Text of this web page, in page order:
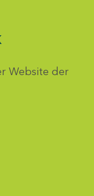
Website der